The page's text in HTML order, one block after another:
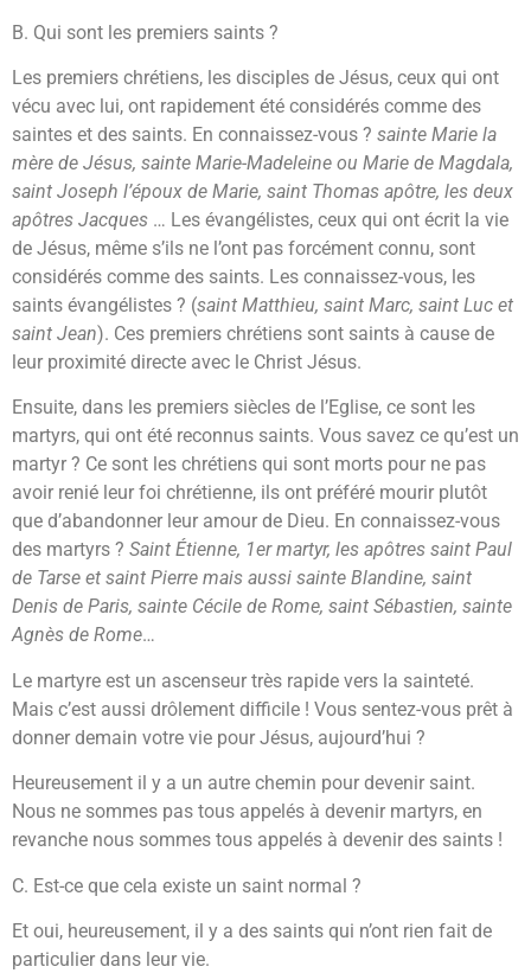
B. Qui sont les premiers saints ?
Les premiers chrétiens, les disciples de Jésus, ceux qui ont
vécu avec lui, ont rapidement été considérés comme des
saintes et des saints. En connaissez-vous ? sainte Marie la
mère de Jésus, sainte Marie-Madeleine ou Marie de Magdala,
saint Joseph l’époux de Marie, saint Thomas apôtre, les deux
apôtres Jacques … Les évangélistes, ceux qui ont écrit la vie
de Jésus, même s’ils ne l’ont pas forcément connu, sont
considérés comme des saints. Les connaissez-vous, les
saints évangélistes ? (saint Matthieu, saint Marc, saint Luc et
saint Jean). Ces premiers chrétiens sont saints à cause de
leur proximité directe avec le Christ Jésus.
Ensuite, dans les premiers siècles de l’Eglise, ce sont les
martyrs, qui ont été reconnus saints. Vous savez ce qu’est un
martyr ? Ce sont les chrétiens qui sont morts pour ne pas
avoir renié leur foi chrétienne, ils ont préféré mourir plutôt
que d’abandonner leur amour de Dieu. En connaissez-vous
des martyrs ? Saint Étienne, 1er martyr, les apôtres saint Paul
de Tarse et saint Pierre mais aussi sainte Blandine, saint
Denis de Paris, sainte Cécile de Rome, saint Sébastien, sainte
Agnès de Rome…
Le martyre est un ascenseur très rapide vers la sainteté.
Mais c’est aussi drôlement difficile ! Vous sentez-vous prêt à
donner demain votre vie pour Jésus, aujourd’hui ?
Heureusement il y a un autre chemin pour devenir saint.
Nous ne sommes pas tous appelés à devenir martyrs, en
revanche nous sommes tous appelés à devenir des saints !
C. Est-ce que cela existe un saint normal ?
Et oui, heureusement, il y a des saints qui n’ont rien fait de
particulier dans leur vie.